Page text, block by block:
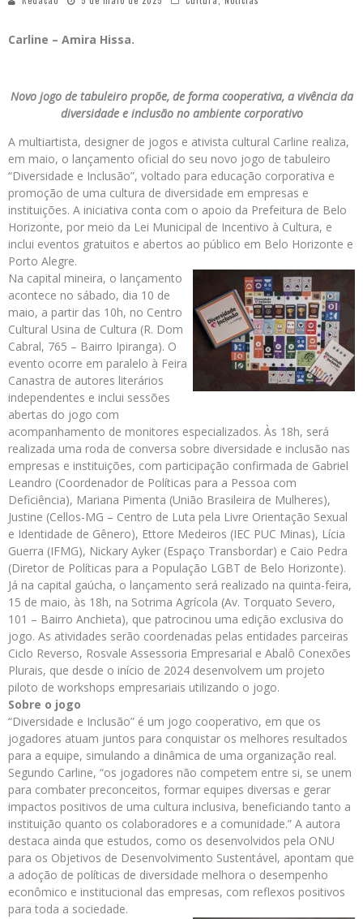
Carline – Amira Hissa.
Novo jogo de tabuleiro propõe, de forma cooperativa, a vivência da
diversidade e inclusão no ambiente corporativo
A multiartista, designer de jogos e ativista cultural Carline realiza,
em maio, o lançamento oficial do seu novo jogo de tabuleiro
“Diversidade e Inclusão”, voltado para educação corporativa e
promoção de uma cultura de diversidade em empresas e
instituições. A iniciativa conta com o apoio da Prefeitura de Belo
Horizonte, por meio da Lei Municipal de Incentivo à Cultura, e
inclui eventos gratuitos e abertos ao público em Belo Horizonte e
Porto Alegre.
Na capital mineira, o lançamento
acontece no sábado, dia 10 de
maio, a partir das 10h, no Centro
Cultural Usina de Cultura (R. Dom
Cabral, 765 – Bairro Ipiranga). O
evento ocorre em paralelo à Feira
Canastra de autores literários
independentes e inclui sessões
abertas do jogo com
acompanhamento de monitores especializados. Às 18h, será
realizada uma roda de conversa sobre diversidade e inclusão nas
empresas e instituições, com participação confirmada de Gabriel
Leandro (Coordenador de Políticas para a Pessoa com
Deficiência), Mariana Pimenta (União Brasileira de Mulheres),
Justine (Cellos-MG – Centro de Luta pela Livre Orientação Sexual
e Identidade de Gênero), Ettore Medeiros (IEC PUC Minas), Lícia
Guerra (IFMG), Nickary Ayker (Espaço Transbordar) e Caio Pedra
(Diretor de Políticas para a População LGBT de Belo Horizonte).
Já na capital gaúcha, o lançamento será realizado na quinta-feira,
15 de maio, às 18h, na Sotrima Agrícola (Av. Torquato Severo,
101 – Bairro Anchieta), que patrocinou uma edição exclusiva do
jogo. As atividades serão coordenadas pelas entidades parceiras
Ciclo Reverso, Rosvale Assessoria Empresarial e Abalô Conexões
Plurais, que desde o início de 2024 desenvolvem um projeto
piloto de workshops empresariais utilizando o jogo.
Sobre o jogo
“Diversidade e Inclusão” é um jogo cooperativo, em que os
jogadores atuam juntos para conquistar os melhores resultados
para a equipe, simulando a dinâmica de uma organização real.
Segundo Carline, “os jogadores não competem entre si, se unem
para combater preconceitos, formar equipes diversas e gerar
impactos positivos de uma cultura inclusiva, beneficiando tanto a
instituição quanto os colaboradores e a comunidade.” A autora
destaca ainda que estudos, como os desenvolvidos pela ONU
para os Objetivos de Desenvolvimento Sustentável, apontam que
a adoção de políticas de diversidade melhora o desempenho
econômico e institucional das empresas, com reflexos positivos
para toda a sociedade.